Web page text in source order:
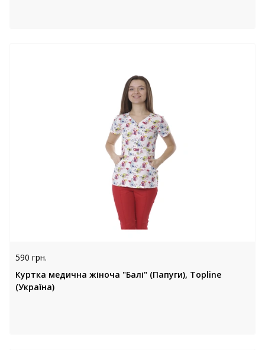
590 грн.
Куртка медична жіноча "Балі" (Папуги), Topline
(Україна)